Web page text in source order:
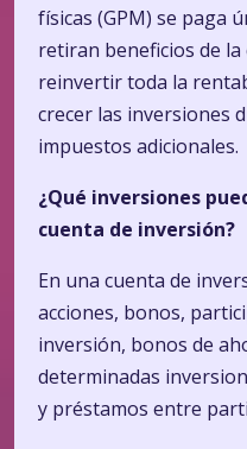
físicas (GPM) se paga
retiran beneficios de
reinvertir toda la
crecer las inversiones
impuestos adicionales.
¿Qué inversiones
cuenta de inversión?
En una cuenta de
acciones, bonos,
inversión, bonos de
determinadas
y préstamos entre